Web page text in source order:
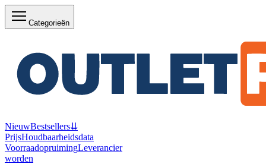
Categorieën
NieuwBestsellers⇊
PrijsHoudbaarheidsdata
VoorraadopruimingLeverancier
worden